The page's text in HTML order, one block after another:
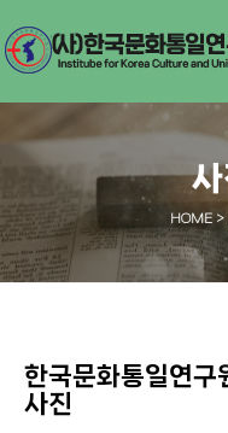
HOME>
한국문화통일연
사진